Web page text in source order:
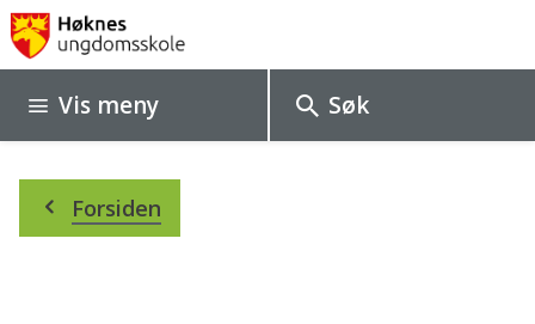
ø
Søk
Vis meny
her:
Forsiden